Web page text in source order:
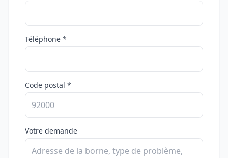
Téléphone *
Code postal *
Votre demande